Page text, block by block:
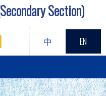
Section)
中 EN